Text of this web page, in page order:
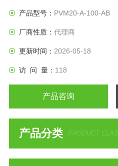
产品型号： PVM20-A-100-AB
厂商性质： 代理商
更新时间： 2026-05-18
访 问 量： 118
产品咨询
产品分类 PRODUCT